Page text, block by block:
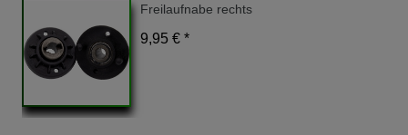
Freilaufnabe rechts
9,95 € *